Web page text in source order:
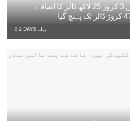
ملکی زرمبادلہ ذخائر میں 3 کروڑ 25 لاکھ ڈالر کا اضافہ،
2 DAYS پہلے